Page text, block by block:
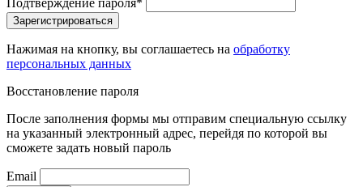
Подтверждение пароля*
Зарегистрироваться
Нажимая на кнопку, вы соглашаетесь на обработку
персональных данных
Восстановление пароля
После заполнения формы мы отправим специальную ссылку
на указанный электронный адрес, перейдя по которой вы
сможете задать новый пароль
Email